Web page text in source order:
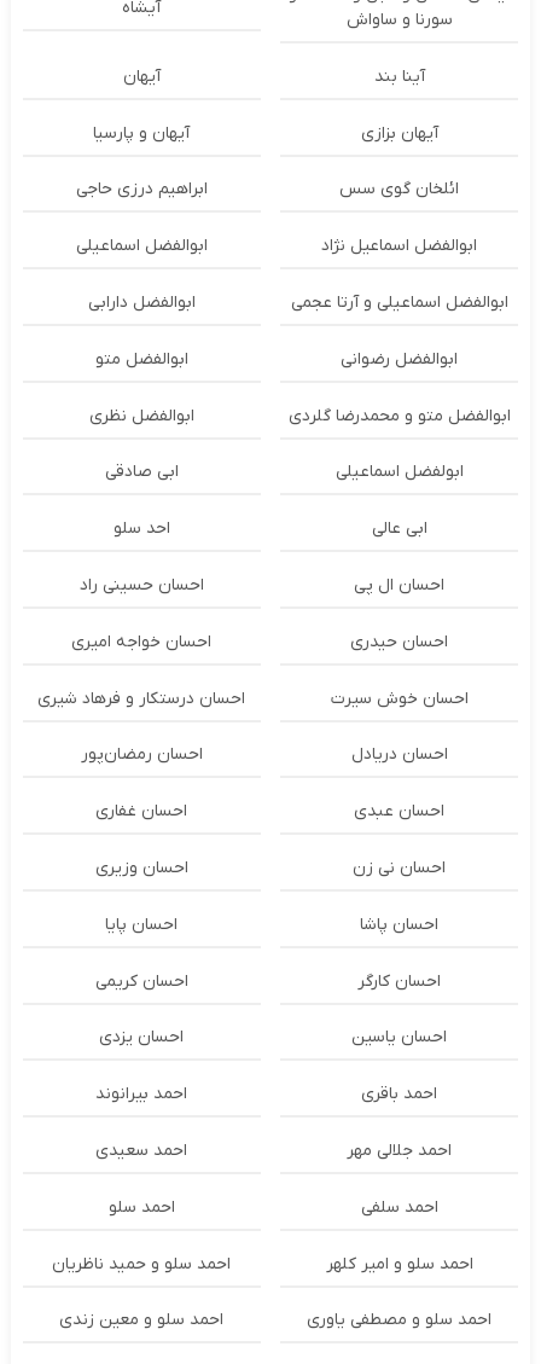
سورنا و ساواش
آیشاه
آینا بند آیهان
آیهان بزازی آیهان و پارسیا
ائلخان گوی سس ابراهیم درزی حاجی
ابوالفضل اسماعیل نژاد ابوالفضل اسماعیلی
ابوالفضل اسماعیلی و آرتا عجمی ابوالفضل دارابی
ابوالفضل رضوانی ابوالفضل متو
ابوالفضل متو و محمدرضا گلردی ابوالفضل نظری
ابولفضل اسماعیلی ابی صادقی
ابی عالی احد سلو
احسان ال پی احسان حسینی راد
احسان حیدری احسان خواجه امیری
احسان خوش سیرت احسان درستكار و فرهاد شيرى
احسان دریادل احسان رمضان‌پور
احسان عبدی احسان غفاری
احسان نی زن احسان وزیری
احسان پاشا احسان پایا
احسان کارگر احسان کریمی
احسان یاسین احسان یزدی
احمد باقری احمد بیرانوند
احمد جلالی مهر احمد سعیدی
احمد سلفی احمد سلو
احمد سلو و امیر کلهر احمد سلو و حمید ناظریان
احمد سلو و مصطفی یاوری احمد سلو و معین زندی